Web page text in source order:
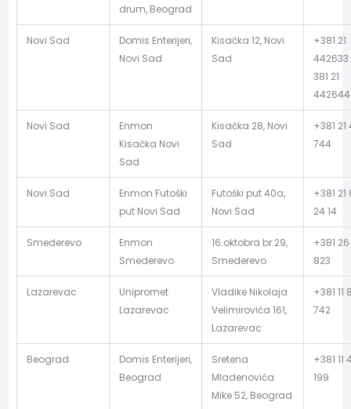
drum, Beograd
Novi Sad
Domis Enterijeri,
Novi Sad
Kisačka 12, Novi
Sad
+381 21
381 21
442644
Novi Sad
Enmon
Kisačka Novi
Sad
Kisačka 28, Novi
Sad
+381 21
744
Novi Sad
Enmon Futoški
put Novi Sad
Futoški put 40a,
Novi Sad
+381 21
24 14
Smederevo
Enmon
Smederevo
16.oktobra br.29,
Smederevo
+381
823
Lazarevac
Unipromet
Lazarevac
Vladike Nikolaja
Velimirovića 161,
Lazarevac
+381 11
742
Beograd
Domis Enterijeri,
Beograd
Sretena
Mladenovića
Mike 52, Beograd
+381 11
199